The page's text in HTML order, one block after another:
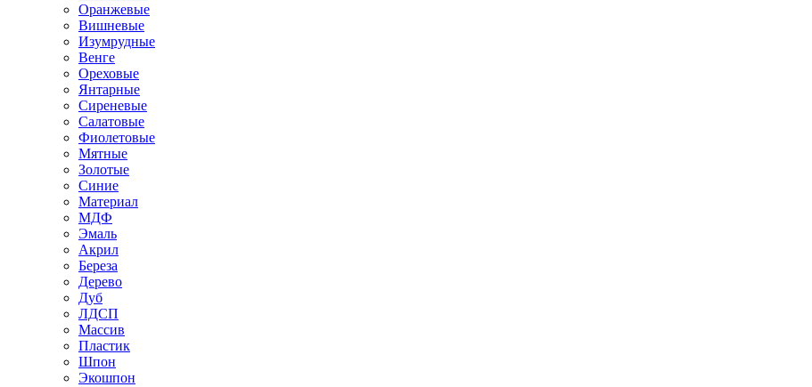
Оранжевые
Вишневые
Изумрудные
Венге
Ореховые
Янтарные
Сиреневые
Салатовые
Фиолетовые
Мятные
Золотые
Синие
Материал
МДФ
Эмаль
Акрил
Береза
Дерево
Дуб
ЛДСП
Массив
Пластик
Шпон
Экошпон